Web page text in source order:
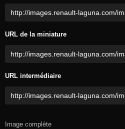
URL de la miniature
URL intermédiaire
Image complète